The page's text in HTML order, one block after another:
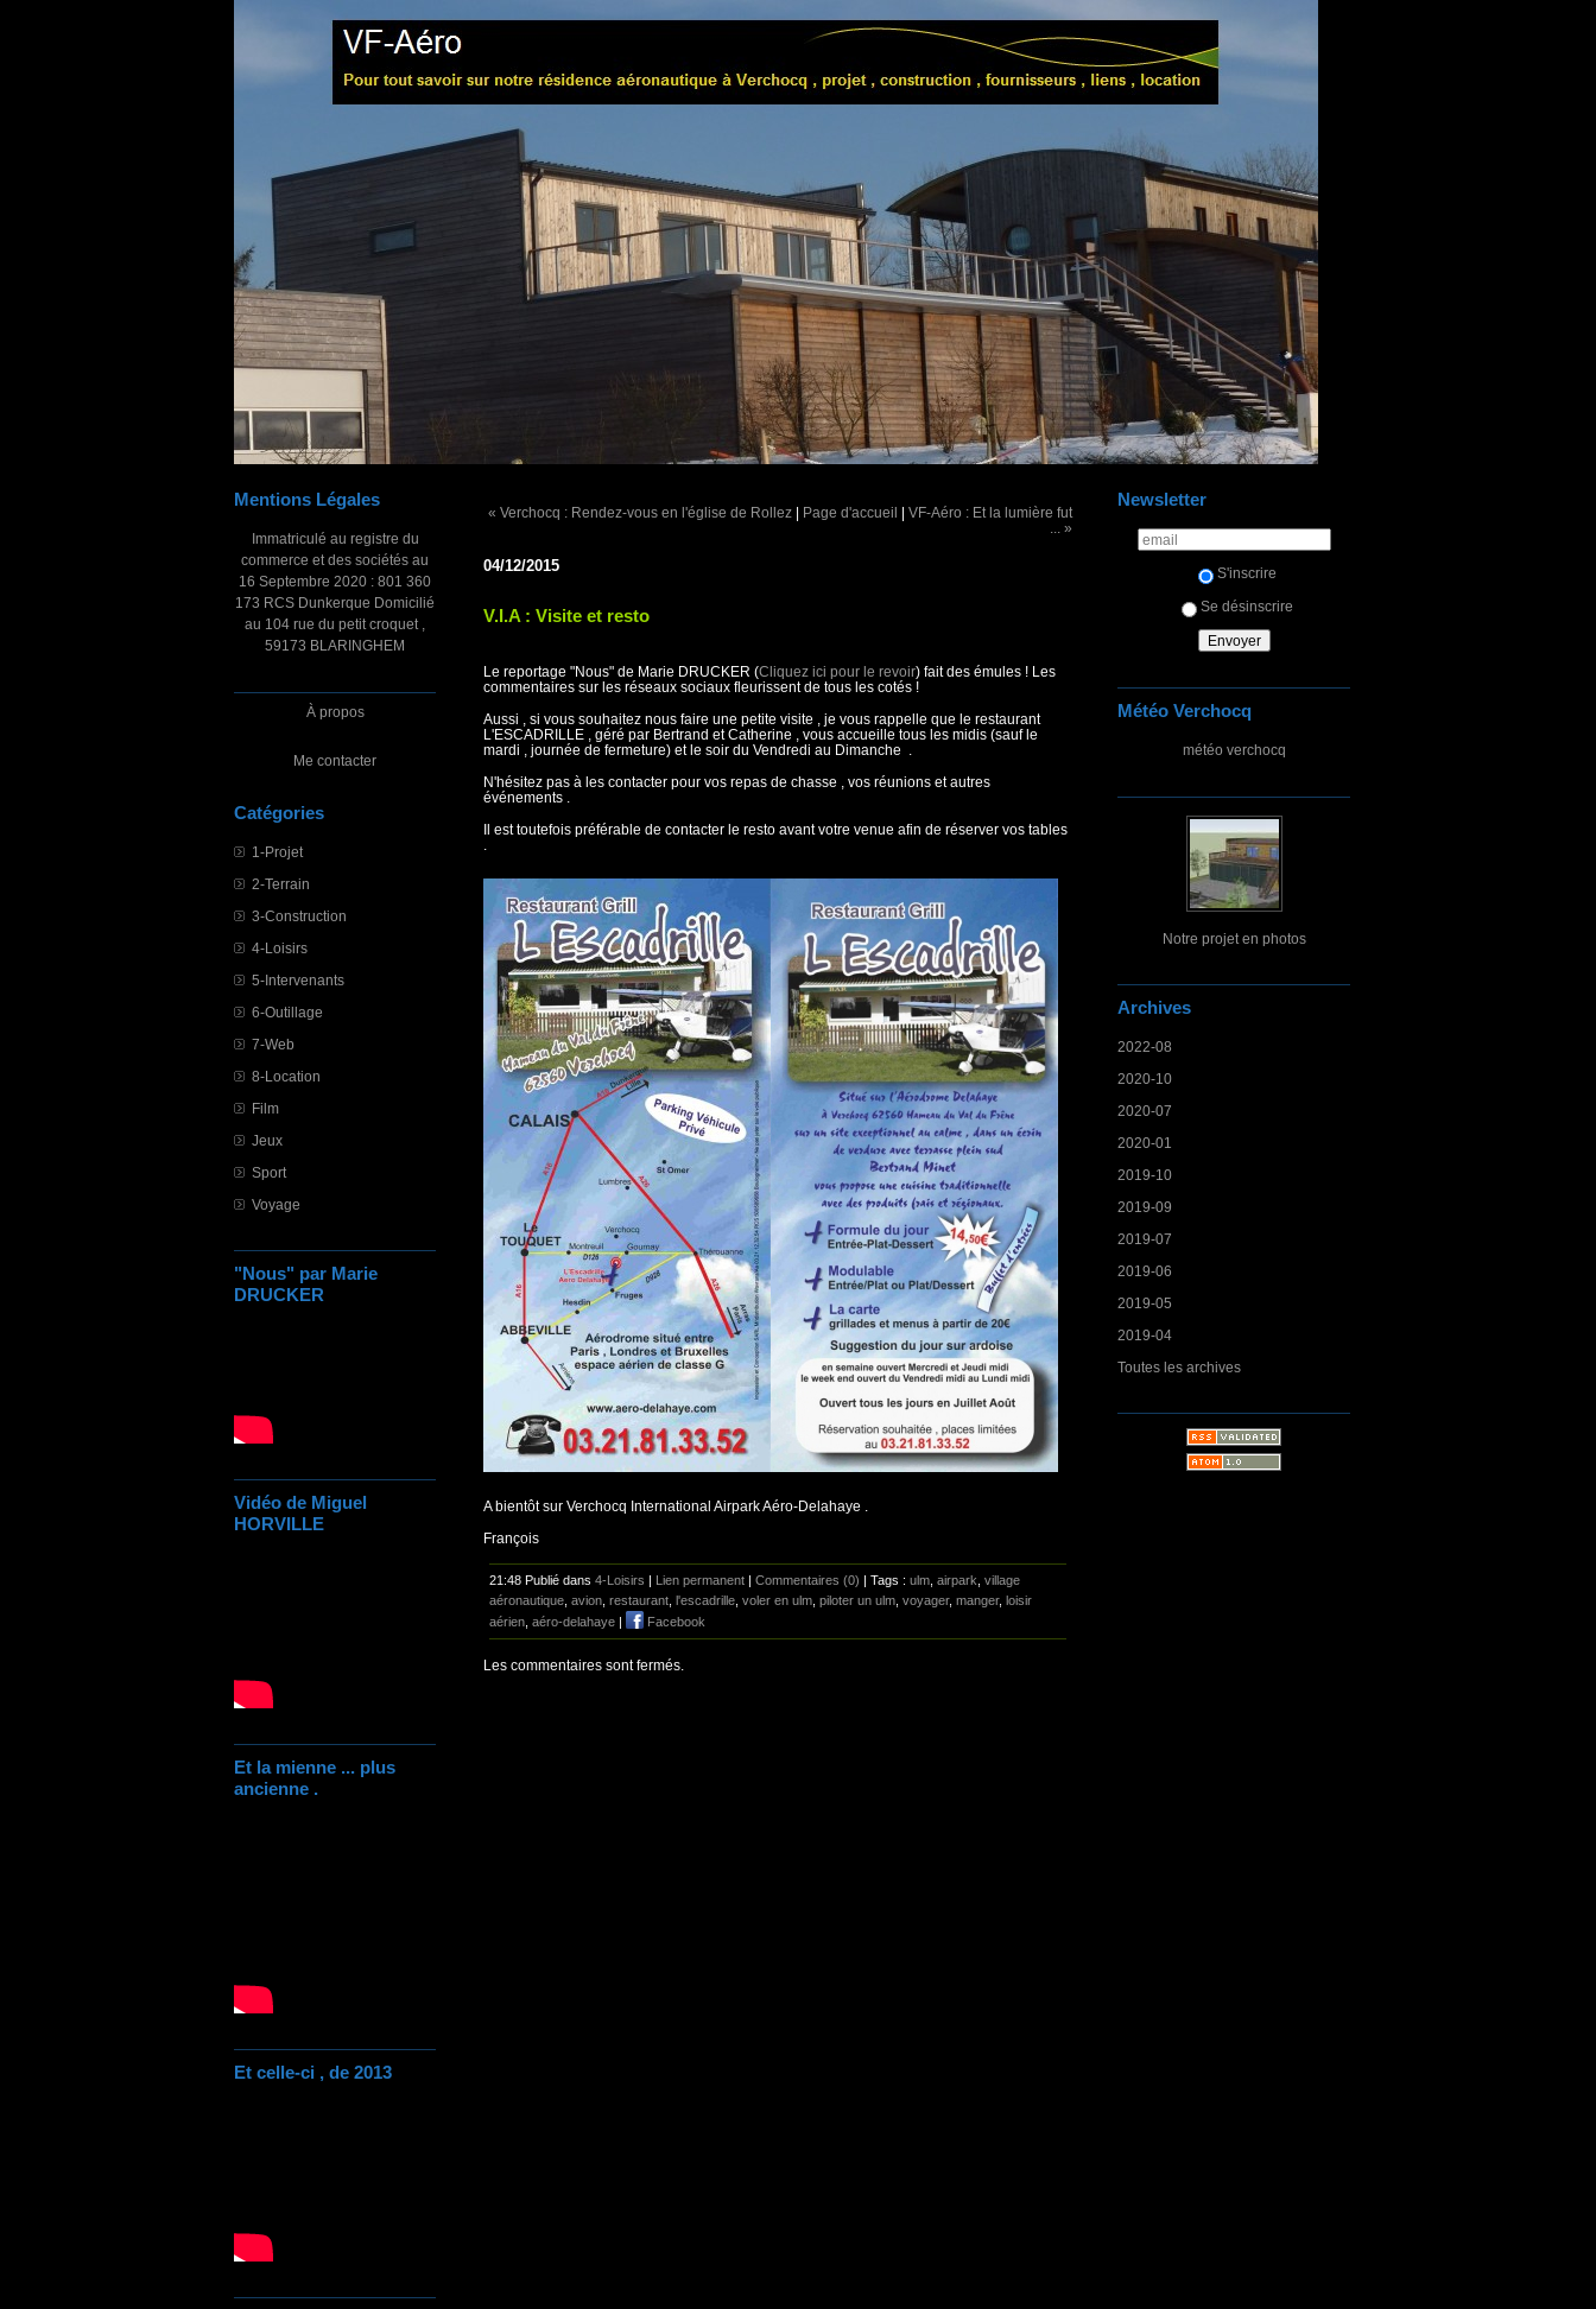
Mentions Légales
Immatriculé au registre du
commerce et des sociétés au
16 Septembre 2020 : 801 360
173 RCS Dunkerque Domicilié
au 104 rue du petit croquet ,
59173 BLARINGHEM
À propos
Me contacter
Catégories
1-Projet
2-Terrain
3-Construction
4-Loisirs
5-Intervenants
6-Outillage
7-Web
8-Location
Film
Jeux
Sport
Voyage
"Nous" par Marie
DRUCKER
Vidéo de Miguel
HORVILLE
Et la mienne ... plus
ancienne .
Et celle-ci , de 2013
Newsletter
S'inscrire
Se désinscrire
Météo Verchocq
météo verchocq
Notre projet en photos
Archives
2022-08
2020-10
2020-07
2020-01
2019-10
2019-09
2019-07
2019-06
2019-05
2019-04
Toutes les archives
« Verchocq : Rendez-vous en l'église de Rollez | Page d'accueil | VF-Aéro : Et la lumière fut
... »
04/12/2015
V.I.A : Visite et resto
Le reportage "Nous" de Marie DRUCKER (Cliquez ici pour le revoir) fait des émules ! Les
commentaires sur les réseaux sociaux fleurissent de tous les cotés !
Aussi , si vous souhaitez nous faire une petite visite , je vous rappelle que le restaurant
L'ESCADRILLE , géré par Bertrand et Catherine , vous accueille tous les midis (sauf le
mardi , journée de fermeture) et le soir du Vendredi au Dimanche .
N'hésitez pas à les contacter pour vos repas de chasse , vos réunions et autres
événements .
Il est toutefois préférable de contacter le resto avant votre venue afin de réserver vos tables
A bientôt sur Verchocq International Airpark Aéro-Delahaye .
François
21:48 Publié dans 4-Loisirs Lien permanent Commentaires (0) | Tags : ulm, airpark, village
aéronautique, avion, restaurant, l'escadrille, voler en ulm, piloter un ulm, voyager, manger, loisir
aérien, aéro-delahaye Facebook
Les commentaires sont fermés.